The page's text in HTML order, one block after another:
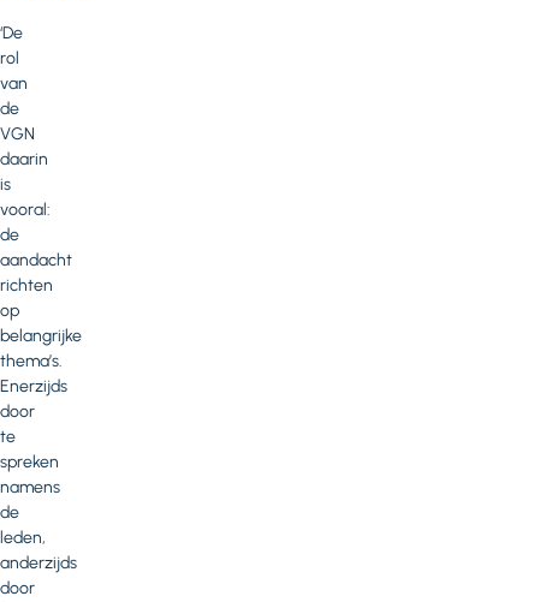
‘De
rol
van
de
VGN
daarin
is
vooral:
de
aandacht
richten
op
belangrijke
thema’s.
Enerzijds
door
te
spreken
namens
de
leden,
anderzijds
door